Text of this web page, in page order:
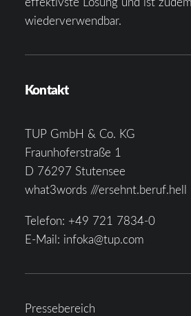
wiederverwendbar.
Kontakt
TUP GmbH & Co. KG
Fraunhoferstraße 1
D 76297 Stutensee
what3words ///ersehnt.beruf.hell
Telefon: +49 721 7834-0
E-Mail: infoka@tup.com
Pressebereich